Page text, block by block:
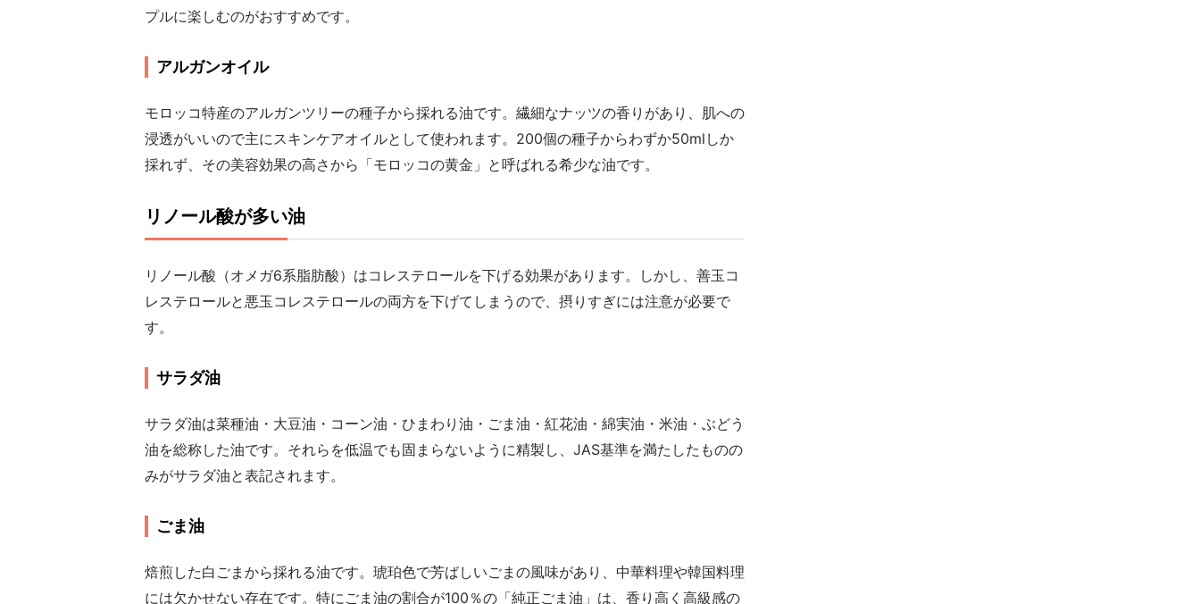
プルに楽しむのがおすすめです。
アルガンオイル
モロッコ特産のアルガンツリーの種子から採れる油です。繊細なナッツの香りがあり、肌への
浸透がいいので主にスキンケアオイルとして使われます。200個の種子からわずか50mlしか
採れず、その美容効果の高さから「モロッコの黄金」と呼ばれる希少な油です。
リノール酸が多い油
リノール酸（オメガ6系脂肪酸）はコレステロールを下げる効果があります。しかし、善玉コ
レステロールと悪玉コレステロールの両方を下げてしまうので、摂りすぎには注意が必要で
す。
サラダ油
サラダ油は菜種油・大豆油・コーン油・ひまわり油・ごま油・紅花油・綿実油・米油・ぶどう
油を総称した油です。それらを低温でも固まらないように精製し、JAS基準を満たしたものの
みがサラダ油と表記されます。
ごま油
焙煎した白ごまから採れる油です。琥珀色で芳ばしいごまの風味があり、中華料理や韓国料理
には欠かせない存在です。特にごま油の割合が100％の「純正ごま油」は、香り高く高級感の